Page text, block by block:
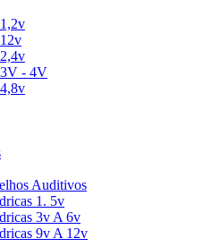
- 4V
Auditivos
1. 5v
3v A 6v
9v A 12v